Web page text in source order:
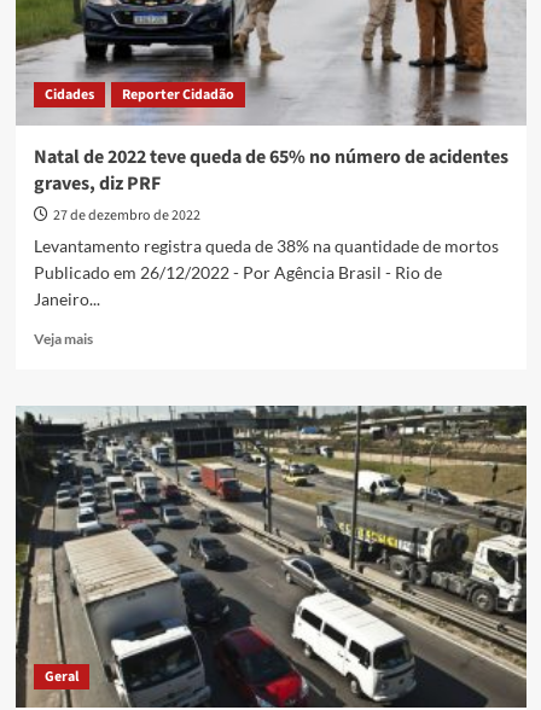
Cidades Reporter Cidadão
Natal de 2022 teve queda de 65% no número de acidentes
graves, diz PRF
27 de dezembro de 2022
Levantamento registra queda de 38% na quantidade de mortos
Publicado em 26/12/2022 - Por Agência Brasil - Rio de
Janeiro...
Veja maisRead
Natal
de
2022
teve
queda
de
65%
no
número
de
acidentes
graves,
diz
PRF
Geral